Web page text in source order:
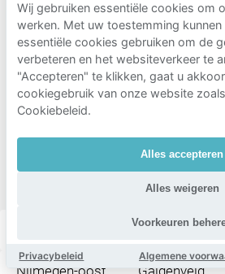
om te
buurt
van
Nijmegen-
Wij gebruiken essentiële cookies om
werken. Met uw toestemming
essentiële cookies gebruiken om de
verbeteren en het websiteverkeer te
"Accepteren" te klikken, gaat u
cookiegebruik van onze website
Cookiebeleid.
Alles accepteren
Alles weigeren
Voorkeuren
Privacybeleid Algemene